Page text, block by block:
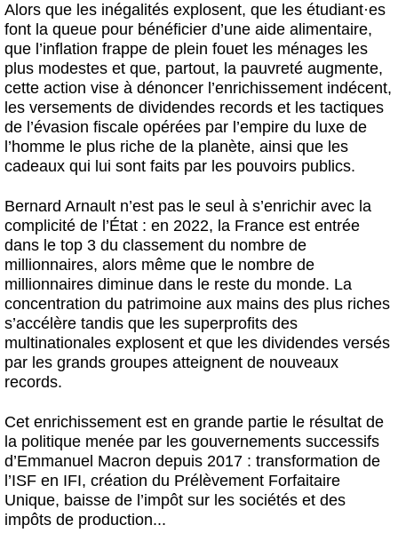
Alors que les inégalités explosent, que les étudiant·es
font la queue pour bénéficier d’une aide alimentaire,
que l’inflation frappe de plein fouet les ménages les
plus modestes et que, partout, la pauvreté augmente,
cette action vise à dénoncer l’enrichissement indécent,
les versements de dividendes records et les tactiques
de l’évasion fiscale opérées par l’empire du luxe de
l’homme le plus riche de la planète, ainsi que les
cadeaux qui lui sont faits par les pouvoirs publics.
Bernard Arnault n’est pas le seul à s’enrichir avec la
complicité de l’État : en 2022, la France est entrée
dans le top 3 du classement du nombre de
millionnaires, alors même que le nombre de
millionnaires diminue dans le reste du monde. La
concentration du patrimoine aux mains des plus riches
s’accélère tandis que les superprofits des
multinationales explosent et que les dividendes versés
par les grands groupes atteignent de nouveaux
records.
Cet enrichissement est en grande partie le résultat de
la politique menée par les gouvernements successifs
d’Emmanuel Macron depuis 2017 : transformation de
l’ISF en IFI, création du Prélèvement Forfaitaire
Unique, baisse de l’impôt sur les sociétés et des
impôts de production...